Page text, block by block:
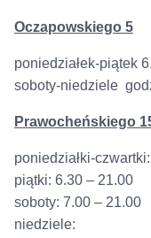
Oczapowskiego 5
poniedziałek-piątek
soboty-niedziele
Prawocheńskiego
poniedziałki-
piątki: 6.30 – 21.00
soboty: 7.00 – 21.00
niedziele: